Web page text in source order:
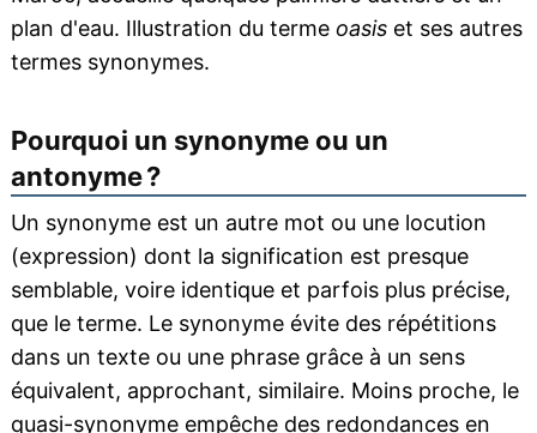
plan d'eau. Illustration du terme oasiset ses autres
termes synonymes.
Pourquoi un synonyme ou un
antonyme ?
Un synonyme est un autre mot ou une locution
(expression) dont la signification est presque
semblable, voire identique et parfois plus précise,
que le terme. Le synonyme évite des répétitions
dans un texte ou une phrase grâce à un sens
équivalent, approchant, similaire. Moins proche, le
quasi-synonyme empêche des redondances en